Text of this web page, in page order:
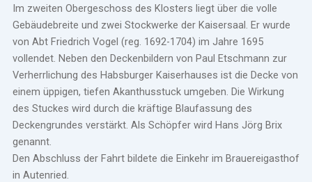
Im zweiten Obergeschoss des Klosters liegt über die volle
Gebäudebreite und zwei Stockwerke der Kaisersaal. Er wurde
von Abt Friedrich Vogel (reg. 1692-1704) im Jahre 1695
vollendet. Neben den Deckenbildern von Paul Etschmann zur
Verherrlichung des Habsburger Kaiserhauses ist die Decke von
einem üppigen, tiefen Akanthusstuck umgeben. Die Wirkung
des Stuckes wird durch die kräftige Blaufassung des
Deckengrundes verstärkt. Als Schöpfer wird Hans Jörg Brix
genannt.
Den Abschluss der Fahrt bildete die Einkehr im Brauereigasthof
in Autenried.